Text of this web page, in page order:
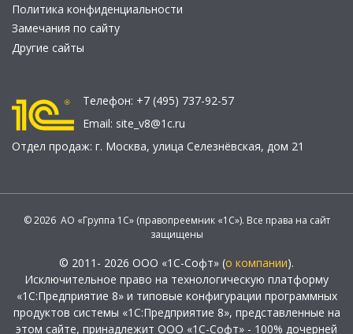
Политика конфиденциальности
Замечания по сайту
Другие сайты
Телефон: +7 (495) 737-92-57
Email: site_v8@1c.ru
Отдел продаж: г. Москва, улица Селезнёвская, дом 21
© 2026 АО «Группа 1С» (правопреемник «1С»). Все права на сайт
защищены
© 2011- 2026 ООО «1С-Софт» (о компании).
Исключительное право на технологическую платформу
«1С:Предприятие 8» и типовые конфигурации программных
продуктов системы «1С:Предприятие 8», представленные на
этом сайте, принадлежит ООО «1С-Софт» - 100% дочерней